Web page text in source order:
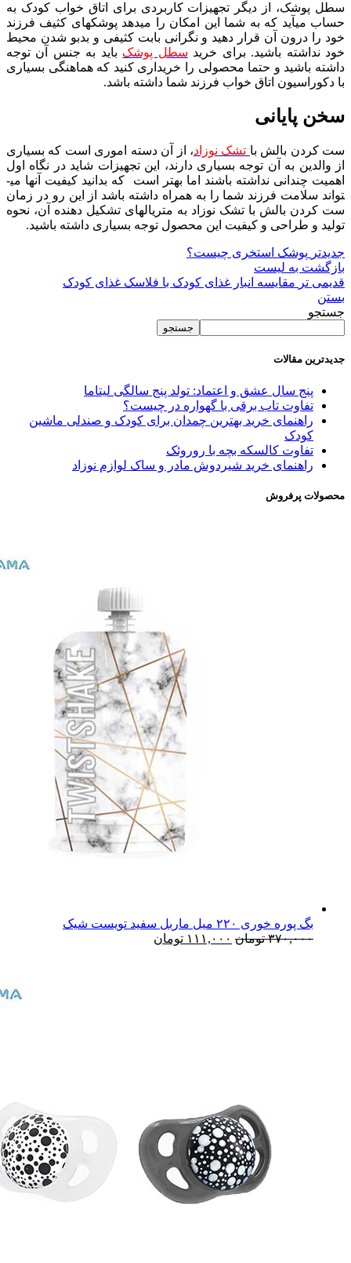
سطل پوشک، از دیگر تجهیزات کاربردی برای اتاق خواب کودک به
حساب می­آید که به شما این امکان را می­دهد پوشک­های کثیف فرزند
خود را درون آن قرار دهید و نگرانی بابت کثیفی و بدبو شدن محیط
خود نداشته باشید. برای خرید سطل پوشک باید به جنس آن توجه
داشته باشید و حتما محصولی را خریداری کنید که هماهنگی بسیاری
با دکوراسیون اتاق خواب فرزند شما داشته باشد.
سخن پایانی
ست کردن بالش با تشک نوزاد، از آن دسته اموری است که بسیاری
از والدین به آن توجه بسیاری دارند، این تجهیزات شاید در نگاه اول
اهمیت چندانی نداشته باشند اما بهتر است که بدانید کیفیت آن­ها می­
تواند سلامت فرزند شما را به همراه داشته باشد از این رو در زمان
ست کردن بالش با تشک نوزاد به متریال­های تشکیل دهنده آن، نحوه
تولید و طراحی و کیفیت این محصول توجه بسیاری داشته باشید.
جدیدتر پوشک استخری چیست؟
بازگشت به لیست
قدیمی تر مقایسه انبار غذای کودک با فلاسک غذای کودک
بستن
جستجو
جستجو
جدیدترین مقالات
پنج سال عشق و اعتماد: تولد پنج سالگی لیتاما
تفاوت تاب برقی با گهواره در چیست؟
راهنمای خرید بهترین چمدان برای کودک و صندلی ماشین
کودک
تفاوت کالسکه بچه با روروئک
راهنمای خرید شیردوش مادر و ساک لوازم نوزاد
محصولات پرفروش
بگ پوره خوری ۲۲۰ میل ماربل سفید تویست شیک
۳۷۰,۰۰۰ تومان ۱۱۱,۰۰۰ تومان